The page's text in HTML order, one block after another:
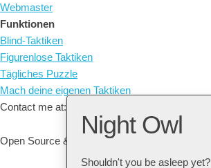
Webmaster
Funktionen
Blind-Taktiken
Figurenlose Taktiken
Tägliches Puzzle
Mach deine eigenen Taktiken
Contact me at: arne@listudy.org
Open Source & Free Software:
Night Owl
Shouldn't you be asleep yet?